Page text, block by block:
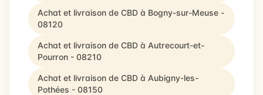
Achat et livraison de CBD à Bogny-sur-Meuse -
08120
Achat et livraison de CBD à Autrecourt-et-
Pourron - 08210
Achat et livraison de CBD à Aubigny-les-
Pothées - 08150